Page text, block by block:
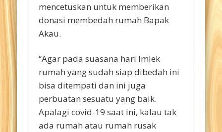
mencetuskan untuk memberikan
donasi membedah rumah Bapak
Akau.
“Agar pada suasana hari Imlek
rumah yang sudah siap dibedah ini
bisa ditempati dan ini juga
perbuatan sesuatu yang baik.
Apalagi covid-19 saat ini, kalau tak
ada rumah atau rumah rusak